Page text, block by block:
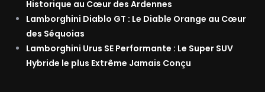
Historique au Cœur des Ardennes
Lamborghini Diablo GT : Le Diable Orange au Cœur
des Séquoias
Lamborghini Urus SE Performante : Le Super SUV
Hybride le plus Extrême Jamais Conçu